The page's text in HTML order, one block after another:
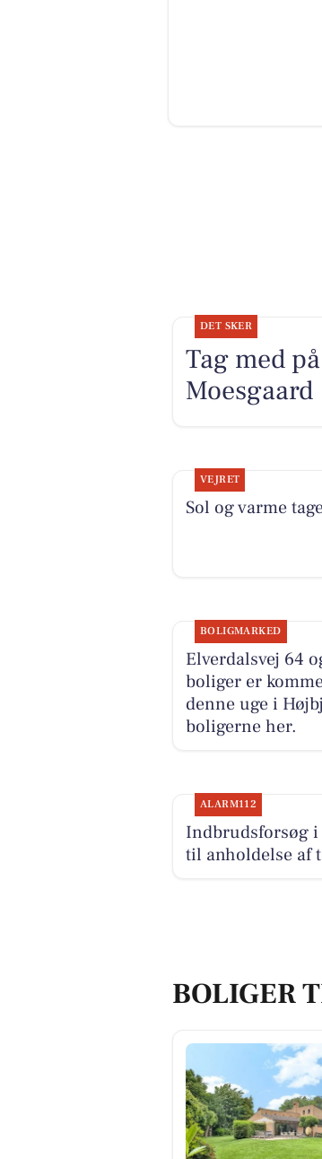
DET SKER
Tag med
Moesgaard
VEJRET
Sol og varme
BOLIGMARKED
Elverdalsvej 64
boliger er
denne uge i
boligerne her.
ALARM112
Indbrudsforsøg
til anholdelse af
BOLIGER